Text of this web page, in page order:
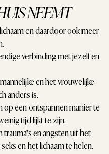
NEEMT
en daardoor ook meer
verbinding met jezelf en
en het vrouwelijke
anders is.
een ontspannen manier te
tijd lijkt te zijn.
en angsten uit het
en het lichaam te helen.